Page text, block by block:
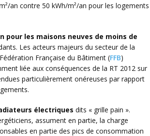
an contre 50 kWh/m²/an pour les logements
pour les maisons neuves de moins de
Les acteurs majeurs du secteur de la
Française du Bâtiment (FFB)
liée aux conséquences de la RT 2012 sur
particulièrement onéreuses par rapport
électriques dits « grille pain ».
assument en partie, la charge
en partie des pics de consommation